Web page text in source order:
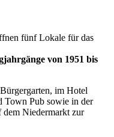
fünf Lokale für das
von 1951 bis
im Hotel
Town Pub sowie in der
Niedermarkt zur